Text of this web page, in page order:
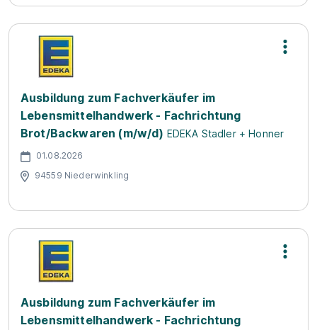
Ausbildung zum Fachverkäufer im
Lebensmittelhandwerk - Fachrichtung
Brot/Backwaren (m/w/d) EDEKA Stadler + Honner
01.08.2026
94559 Niederwinkling
Ausbildung zum Fachverkäufer im
Lebensmittelhandwerk - Fachrichtung